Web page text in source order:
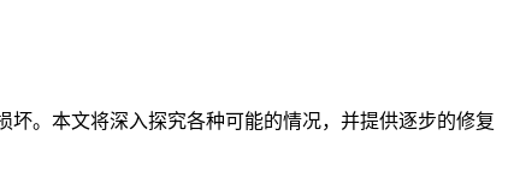
。本文将深入探究各种可能的情况，并提供逐步的修复